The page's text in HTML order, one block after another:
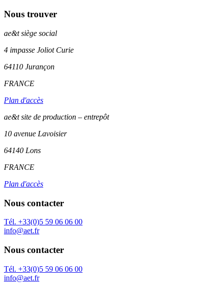
Nous trouver
ae&tsiège social
4 impasse Joliot Curie
64110 Jurançon
FRANCE
Plan d'accès
ae&t site de production – entrepôt
10 avenue Lavoisier
64140 Lons
FRANCE
Plan d'accès
Nous contacter
Tél. +33(0)5 59 06 06 00
info@aet.fr
Nous contacter
Tél. +33(0)5 59 06 06 00
info@aet.fr